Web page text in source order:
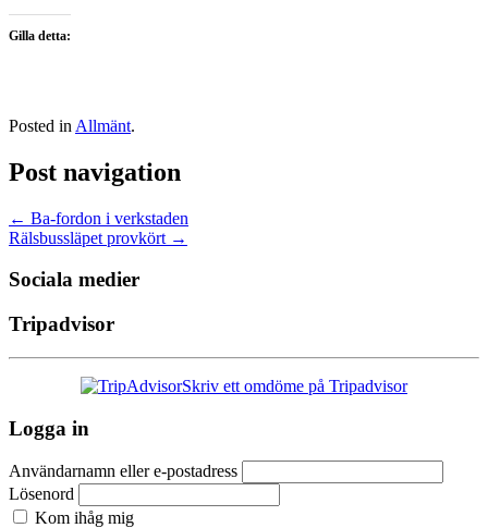
Gilla detta:
Posted in Allmänt.
Post navigation
← Ba-fordon i verkstaden
Rälsbussläpet provkört →
Sociala medier
Tripadvisor
Skriv ett omdöme på Tripadvisor
Logga in
Användarnamn eller e-postadress
Lösenord
Kom ihåg mig